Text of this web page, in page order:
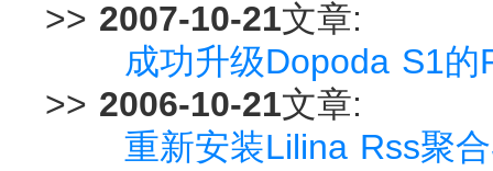
>> 2007-10-21文章:
成功升级Dopoda S1的
>> 2006-10-21文章:
重新安装Lilina Rss聚